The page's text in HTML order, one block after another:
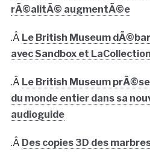
rÃ©alitÃ© augmentÃ©e
.Â Le British Museum
avec Sandbox et LaCollection
.Â Le British Museum
du monde entier dans sa
audioguide
.Â Des copies 3D des